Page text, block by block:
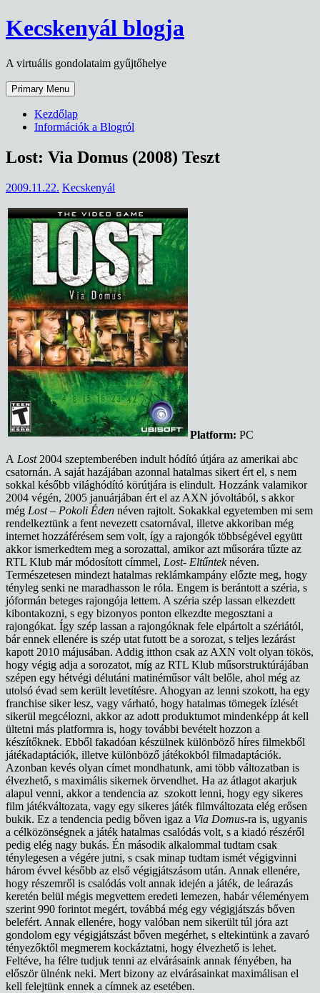
Skip
to
Kecskenyál blogja
A virtuális gondolataim gyűjtőhelye
Primary Menu
Kezdőlap
Információk a Blogról
Lost: Via Domus (2008) Teszt
2009.11.22. Kecskenyál
Platform: PC
A Lost2004 szeptemberében indult hódító útjára az amerikai abc
csatornán. A saját hazájában azonnal hatalmas sikert ért el, s nem
sokkal később világhódító körútjára is elindult. Hozzánk valamikor
2004 végén, 2005 januárjában ért el az AXN jóvoltából, s akkor
még Lost – Pokoli Éden néven rajtolt. Sokakkal egyetemben mi sem
rendelkeztünk a fent nevezett csatornával, illetve akkoriban még
internet hozzáférésem sem volt, így a rajongók többségével együtt
akkor ismerkedtem meg a sorozattal, amikor azt műsorára tűzte az
RTL Klub már módosított címmel, Lost- Eltűnteknéven.
Természetesen mindezt hatalmas reklámkampány előzte meg, hogy
tényleg senki ne maradhasson le róla. Engem is berántott a széria, s
jóformán beteges rajongója lettem. A széria szép lassan elkezdett
kibontakozni, s egy bizonyos ponton elkezdte megosztani a
rajongókat. Így szép lassan a rajongóknak fele elpártolt a szériától,
bár ennek ellenére is szép utat futott be a sorozat, s teljes lezárást
kapott 2010 májusában. Addig itthon csak az AXN volt olyan tökös,
hogy végig adja a sorozatot, míg az RTL Klub műsorstruktúrájában
szépen egy hétvégi délutáni matinéműsor vált belőle, ahol még az
utolsó évad sem került levetítésre. Ahogyan az lenni szokott, ha egy
franchise siker lesz, vagy várható, hogy hatalmas tömegek ízlését
sikerül megcélozni, akkor az adott produktumot mindenképp át kell
ültetni más platformra is, hogy további bevételt hozzon a
készítőknek. Ebből fakadóan készülnek különböző híres filmekből
játékadaptációk, illetve különböző játékokból filmadaptációk.
Azonban kevés olyan címet mondhatunk, ami több változatban is
élvezhető, s maximális sikernek örvendhet. Ha az átlagot akarjuk
alapul venni, akkor a tendencia az szokott lenni, hogy egy sikeres
film játékváltozata, vagy egy sikeres játék filmváltozata elég erősen
bukik. Ez a tendencia pedig bőven igaz a Via Domus-ra is, ugyanis
a célközönségnek a játék hatalmas csalódás volt, s a kiadó részéről
pedig elég nagy bukás. Én második alkalommal tudtam csak
ténylegesen a végére jutni, s csak minap tudtam ismét végigvinni
három évvel később az első végigjátszásom után. Annak ellenére,
hogy részemről is csalódás volt annak idején a játék, de leárazás
keretén belül mégis megvettem eredeti lemezen, habár véleményem
szerint 990 forintot megért, továbbá még egy végigjátszás bőven
belefért. Annak ellenére, hogy valóban nem sikerült túl jóra azt
gondolom egy végigjátszást bőven megérhet, s eltekintünk a zavaró
tényezőktől megmerem kockáztatni, hogy élvezhető is lehet.
Feltéve, ha félre tudjuk tenni az elvárásaink annak fényében, ha
először ülnénk neki. Mert bizony az elvárásainkat maximálisan el
kell felejtünk ennek a címnek az esetében.